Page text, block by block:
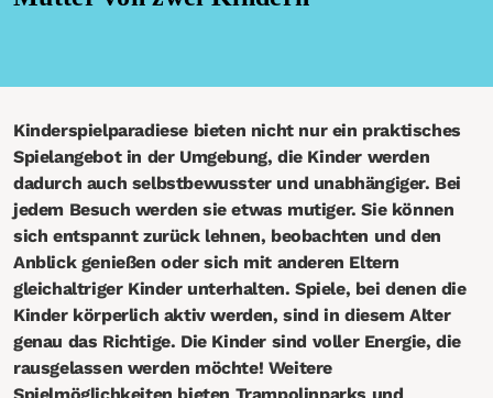
Kinderspielparadiese bieten nicht nur ein praktisches
Spielangebot in der Umgebung, die Kinder werden
dadurch auch selbstbewusster und unabhängiger. Bei
jedem Besuch werden sie etwas mutiger. Sie können
sich entspannt zurück lehnen, beobachten und den
Anblick genießen oder sich mit anderen Eltern
gleichaltriger Kinder unterhalten. Spiele, bei denen die
Kinder körperlich aktiv werden, sind in diesem Alter
genau das Richtige. Die Kinder sind voller Energie, die
rausgelassen werden möchte! Weitere